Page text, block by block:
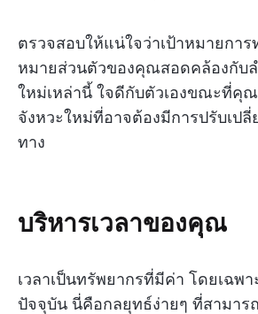
ตรวจสอบให้แน่ใจว่าเป้าหมายการ
หมายส่วนตัวของคุณสอดคล้องกับ
ใหม่เหล่านี้ ใจดีกับตัวเองขณะที่คุ
จังหวะใหม่ที่อาจต้องมีการปรับเปลี่
ทาง
บริหารเวลาของคุณ
เวลาเป็นทรัพยากรที่มีค่า โดยเฉพา
ปัจจุบัน นี่คือกลยุทธ์ง่ายๆ ที่สามาร